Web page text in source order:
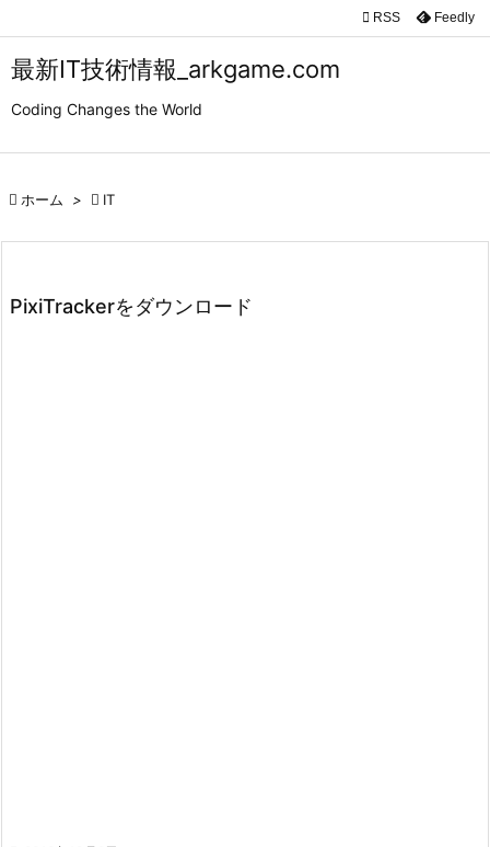
最新IT技術情報_arkgame.com
Coding Changes the World


 RSS Feedly
 ホーム >  IT
PixiTrackerをダウンロード